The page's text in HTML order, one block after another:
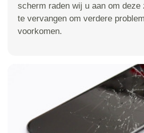
scherm raden wij u aan om
te vervangen om verdere
voorkomen.